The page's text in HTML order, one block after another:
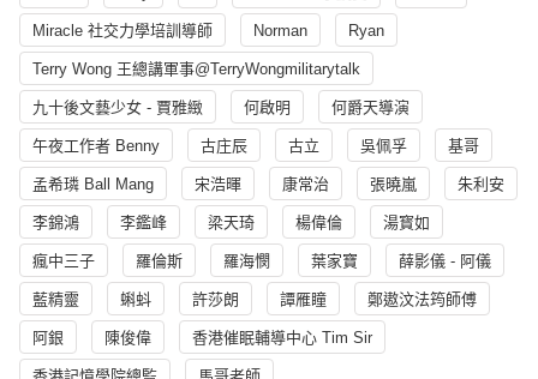
Miracle 社交力學培訓導師 Norman Ryan
Terry Wong 王總講軍事@TerryWongmilitarytalk
九十後文藝少女 - 賈雅緻 何啟明 何爵天導演
午夜工作者 Benny 古庄辰 古立 吳佩孚 基哥
孟希璘 Ball Mang 宋浩暉 康常治 張曉嵐 朱利安
李錦鴻 李鑑峰 梁天琦 楊偉倫 湯寳如
瘋中三子 羅倫斯 羅海憫 葉家寶 薛影儀 - 阿儀
藍精靈 蝌蚪 許莎朗 譚雁瞳 鄭遨汶法筠師傅
阿銀 陳俊偉 香港催眠輔導中心 Tim Sir